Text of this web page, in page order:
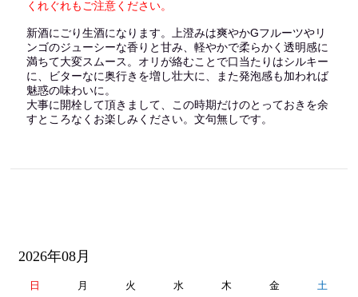
くれぐれもご注意ください。
新酒にごり生酒になります。上澄みは爽やかGフルーツやリ
ンゴのジューシーな香りと甘み、軽やかで柔らかく透明感に
満ちて大変スムース。オリが絡むことで口当たりはシルキー
に、ビターなに奥行きを増し壮大に、また発泡感も加われば
魅惑の味わいに。
大事に開栓して頂きまして、この時期だけのとっておきを余
すところなくお楽しみください。文句無しです。
2026年08月
日 月 火 水 木 金 土